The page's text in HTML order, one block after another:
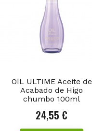
OIL ULTIME Aceite de
Acabado de Higo
chumbo 100ml
Precio
24,55 €